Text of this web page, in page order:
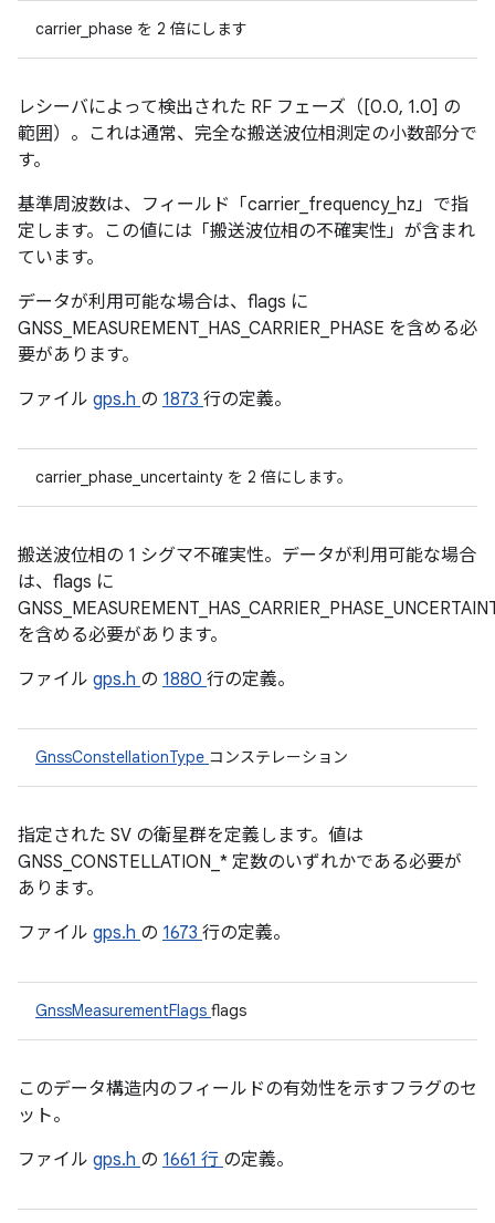
carrier_phase を 2 倍にします
レシーバによって検出された RF フェーズ（[0.0, 1.0] の
範囲）。これは通常、完全な搬送波位相測定の小数部分で
す。
基準周波数は、フィールド「carrier_frequency_hz」で指
定します。この値には「搬送波位相の不確実性」が含まれ
ています。
データが利用可能な場合は、flags に
GNSS_MEASUREMENT_HAS_CARRIER_PHASE を含める必
要があります。
ファイル gps.h の 1873 行の定義。
carrier_phase_uncertainty を 2 倍にします。
搬送波位相の 1 シグマ不確実性。データが利用可能な場合
は、flags に
を含める必要があります。
ファイル gps.h の 1880 行の定義。
GnssConstellationType コンステレーション
指定された SV の衛星群を定義します。値は
GNSS_CONSTELLATION_* 定数のいずれかである必要が
あります。
ファイル gps.h の 1673 行の定義。
GnssMeasurementFlags flags
このデータ構造内のフィールドの有効性を示すフラグのセ
ット。
ファイル gps.h の 1661 行 の定義。